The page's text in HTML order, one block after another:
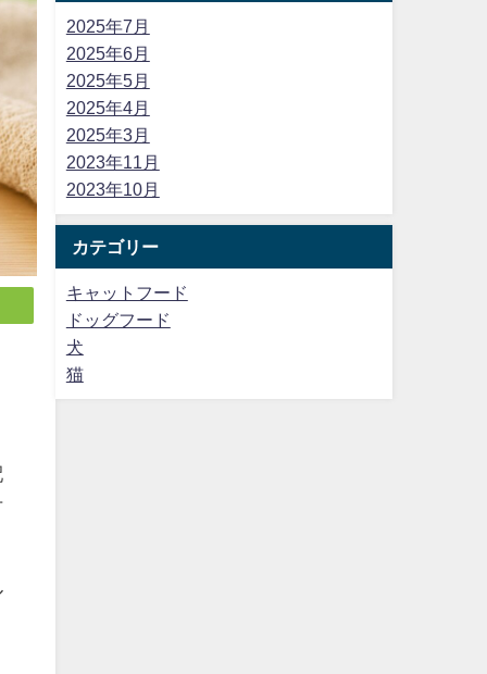
2025年7月
2025年6月
2025年5月
2025年4月
2025年3月
2023年11月
2023年10月
カテゴリー
キャットフード
ドッグフード
犬
猫